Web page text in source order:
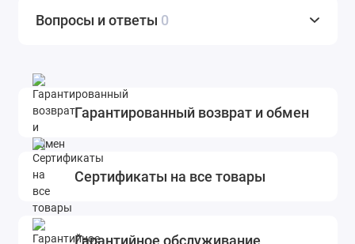
Вопросы и ответы 0
Гарантированный возврат и обмен
Сертификаты на все товары
Гарантийное обслуживание